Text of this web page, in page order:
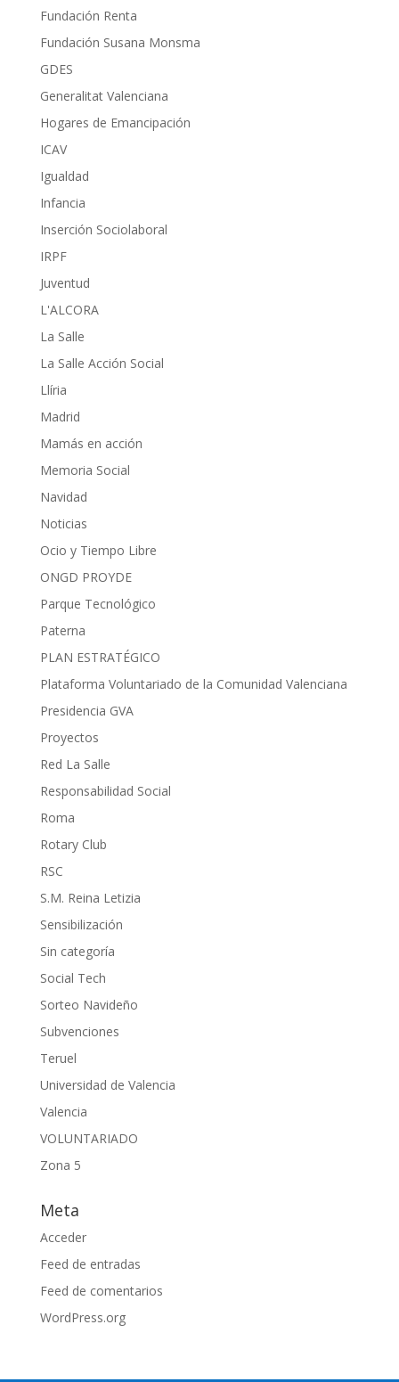
Fundación Renta
Fundación Susana Monsma
GDES
Generalitat Valenciana
Hogares de Emancipación
ICAV
Igualdad
Infancia
Inserción Sociolaboral
IRPF
Juventud
L'ALCORA
La Salle
La Salle Acción Social
Llíria
Madrid
Mamás en acción
Memoria Social
Navidad
Noticias
Ocio y Tiempo Libre
ONGD PROYDE
Parque Tecnológico
Paterna
PLAN ESTRATÉGICO
Plataforma Voluntariado de la Comunidad Valenciana
Presidencia GVA
Proyectos
Red La Salle
Responsabilidad Social
Roma
Rotary Club
RSC
S.M. Reina Letizia
Sensibilización
Sin categoría
Social Tech
Sorteo Navideño
Subvenciones
Teruel
Universidad de Valencia
Valencia
VOLUNTARIADO
Zona 5
Meta
Acceder
Feed de entradas
Feed de comentarios
WordPress.org